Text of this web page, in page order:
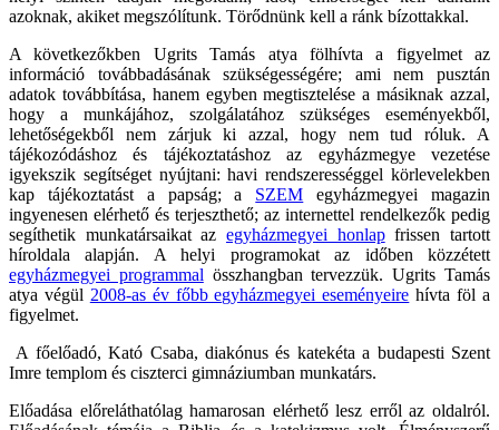
azoknak, akiket megszólítunk. Törődnünk kell a ránk bízottakkal.
A következőkben Ugrits Tamás atya fölhívta a figyelmet az
információ továbbadásának szükségességére; ami nem pusztán
adatok továbbítása, hanem egyben megtisztelése a másiknak azzal,
hogy a munkájához, szolgálatához szükséges eseményekből,
lehetőségekből nem zárjuk ki azzal, hogy nem tud róluk. A
tájékozódáshoz és tájékoztatáshoz az egyházmegye vezetése
igyekszik segítséget nyújtani: havi rendszerességgel körlevelekben
kap tájékoztatást a papság; a SZEM egyházmegyei magazin
ingyenesen elérhető és terjeszthető; az internettel rendelkezők pedig
segíthetik munkatársaikat az egyházmegyei honlapfrissen tartott
híroldala alapján. A helyi programokat az időben közzétett
egyházmegyei programmal összhangban tervezzük. Ugrits Tamás
atya végül 2008-as év főbb egyházmegyei eseményeire hívta föl a
figyelmet.
A főelőadó, Kató Csaba, diakónus és katekéta a budapesti Szent
Imre templom és ciszterci gimnáziumban munkatárs.
Előadása előreláthatólag hamarosan elérhető lesz erről az oldalról.